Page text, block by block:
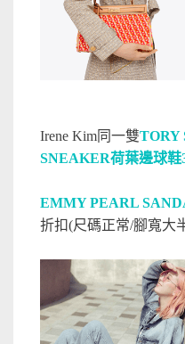
Irene Kim同一雙TORY
SNEAKER荷葉邊球鞋
EMMY PEARL
折扣(尺碼正常/腳寬大